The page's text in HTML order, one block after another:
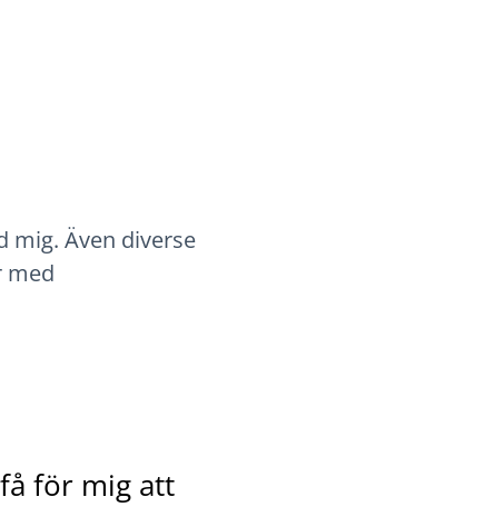
mig. Även diverse
med
för mig att